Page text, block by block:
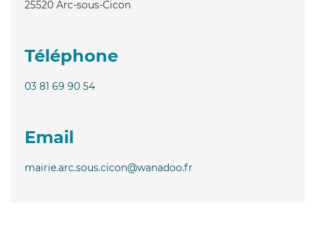
25520 Arc-sous-Cicon
Téléphone
03 81 69 90 54
Email
mairie.arc.sous.cicon@wanadoo.fr